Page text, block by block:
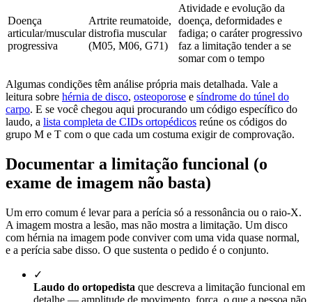
Doença
articular/muscular
progressiva
Artrite reumatoide,
distrofia muscular
(M05, M06, G71)
Atividade e evolução da
doença, deformidades e
fadiga; o caráter progressivo
faz a limitação tender a se
somar com o tempo
Algumas condições têm análise própria mais detalhada. Vale a
leitura sobre hérnia de disco, osteoporose e síndrome do túnel do
carpo. E se você chegou aqui procurando um código específico do
laudo, a lista completa de CIDs ortopédicos reúne os códigos do
grupo M e T com o que cada um costuma exigir de comprovação.
Documentar a limitação funcional (o
exame de imagem não basta)
Um erro comum é levar para a perícia só a ressonância ou o raio-X.
A imagem mostra a lesão, mas não mostra a limitação. Um disco
com hérnia na imagem pode conviver com uma vida quase normal,
e a perícia sabe disso. O que sustenta o pedido é o conjunto.
✓
Laudo do ortopedista que descreva a limitação funcional em
detalhe — amplitude de movimento, força, o que a pessoa não